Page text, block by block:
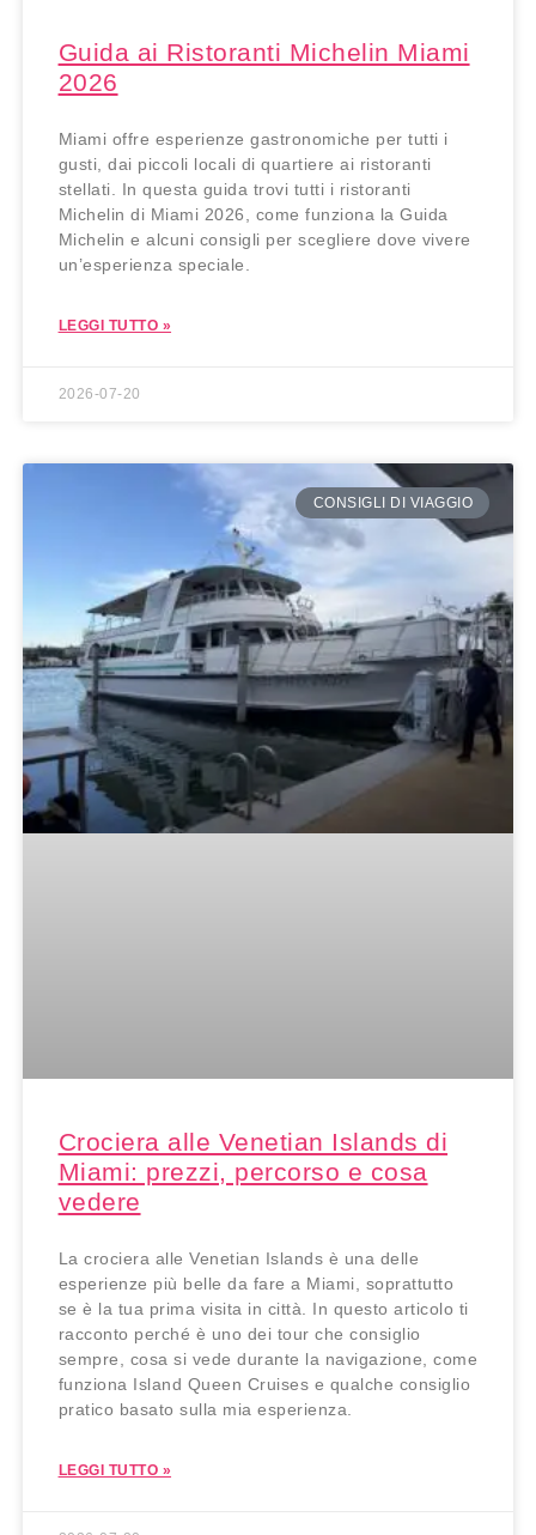
Guida ai Ristoranti Michelin Miami
2026
Miami offre esperienze gastronomiche per tutti i
gusti, dai piccoli locali di quartiere ai ristoranti
stellati. In questa guida trovi tutti i ristoranti
Michelin di Miami 2026, come funziona la Guida
Michelin e alcuni consigli per scegliere dove vivere
un’esperienza speciale.
LEGGI TUTTO »
2026-07-20
CONSIGLI DI VIAGGIO
Crociera alle Venetian Islands di
Miami: prezzi, percorso e cosa
vedere
La crociera alle Venetian Islands è una delle
esperienze più belle da fare a Miami, soprattutto
se è la tua prima visita in città. In questo articolo ti
racconto perché è uno dei tour che consiglio
sempre, cosa si vede durante la navigazione, come
funziona Island Queen Cruises e qualche consiglio
pratico basato sulla mia esperienza.
LEGGI TUTTO »